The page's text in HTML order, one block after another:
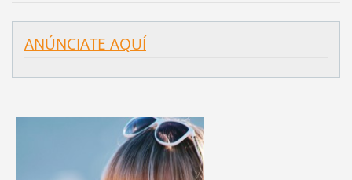
ANÚNCIATE AQUÍ